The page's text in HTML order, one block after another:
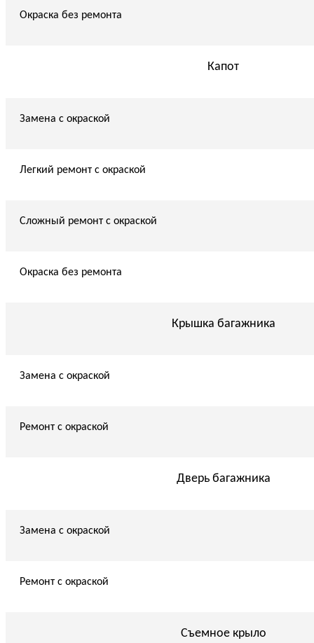
Окраска без ремонта
Капот
Замена с окраской
Легкий ремонт с окраской
Сложный ремонт с окраской
Окраска без ремонта
Крышка багажника
Замена с окраской
Ремонт с окраской
Дверь багажника
Замена с окраской
Ремонт с окраской
Съемное крыло